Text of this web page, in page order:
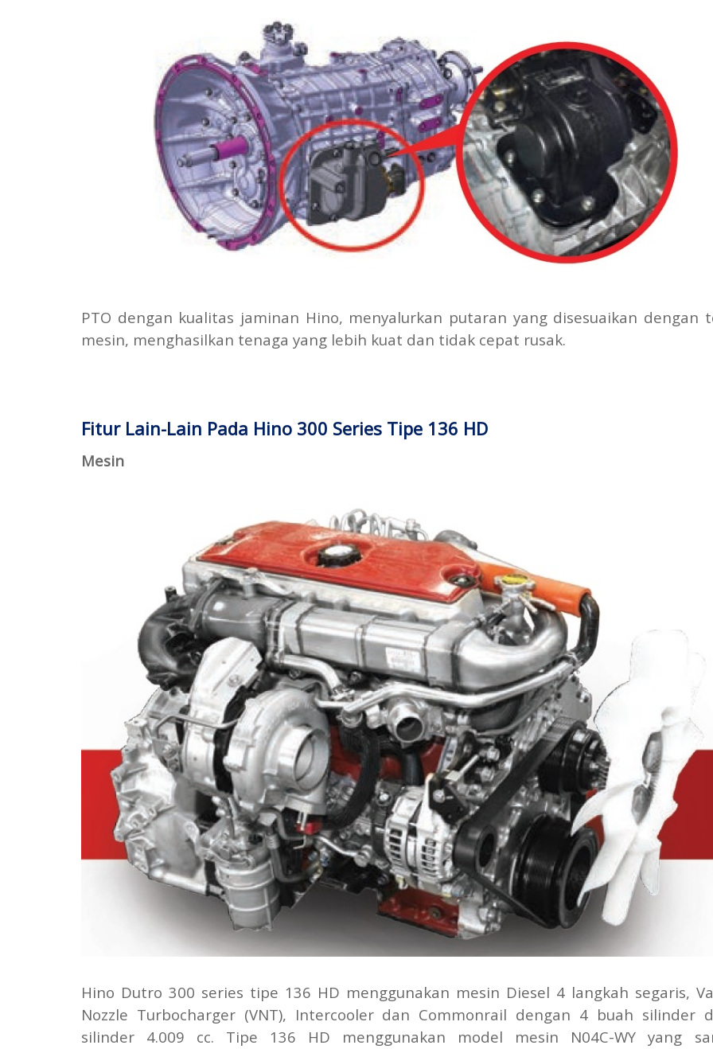
PTO dengan kualitas jaminan Hino, menyalurkan putaran yang disesuaikan dengan
mesin, menghasilkan tenaga yang lebih kuat dan tidak cepat rusak.
Fitur Lain-Lain Pada Hino 300 Series Tipe 136 HD
Mesin
Hino Dutro 300 series tipe 136 HD menggunakan mesin Diesel 4 langkah segaris,
Nozzle Turbocharger (VNT), Intercooler dan Commonrail dengan 4 buah silinder
silinder 4.009 cc. Tipe 136 HD menggunakan model mesin N04C-WY yang